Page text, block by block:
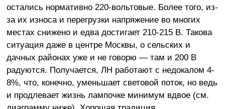
остались нормативно 220-вольтовые. Более того, из-
за их износа и перегрузки напряжение во многих
местах снижено и едва достигает 210-215 В. Такова
ситуация даже в центре Москвы, о сельских и
дачных районах уже и не говорю — там и 200 В
радуются. Получается, ЛН работают с недокалом 4-
8%, что, конечно, уменьшает световой поток, но ведь
и продлевает жизнь лампочке минимум вдвое (см.